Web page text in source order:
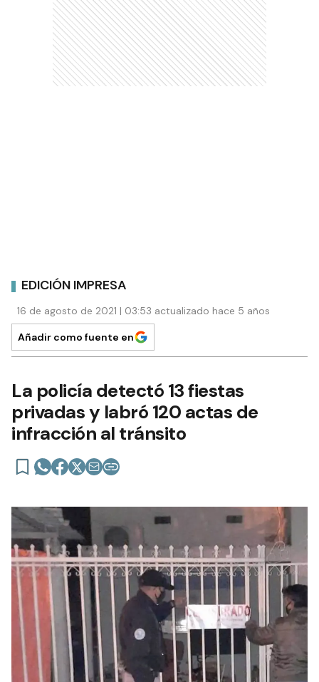
EDICIÓN IMPRESA
16 de agosto de 2021 | 03:53 actualizado hace 5 años
Añadir como fuente en
La policía detectó 13 fiestas
privadas y labró 120 actas de
infracción al tránsito